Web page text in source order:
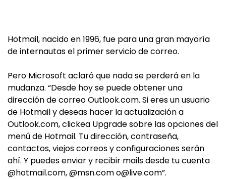
Hotmail, nacido en 1996, fue para una gran mayoría
de internautas el primer servicio de correo.
Pero Microsoft aclaró que nada se perderá en la
mudanza. “Desde hoy se puede obtener una
dirección de correo Outlook.com. Si eres un usuario
de Hotmail y deseas hacer la actualización a
Outlook.com, clickea Upgrade sobre las opciones del
menú de Hotmail. Tu dirección, contraseña,
contactos, viejos correos y configuraciones serán
ahí. Y puedes enviar y recibir mails desde tu cuenta
@hotmail.com, @msn.como@live.com”.